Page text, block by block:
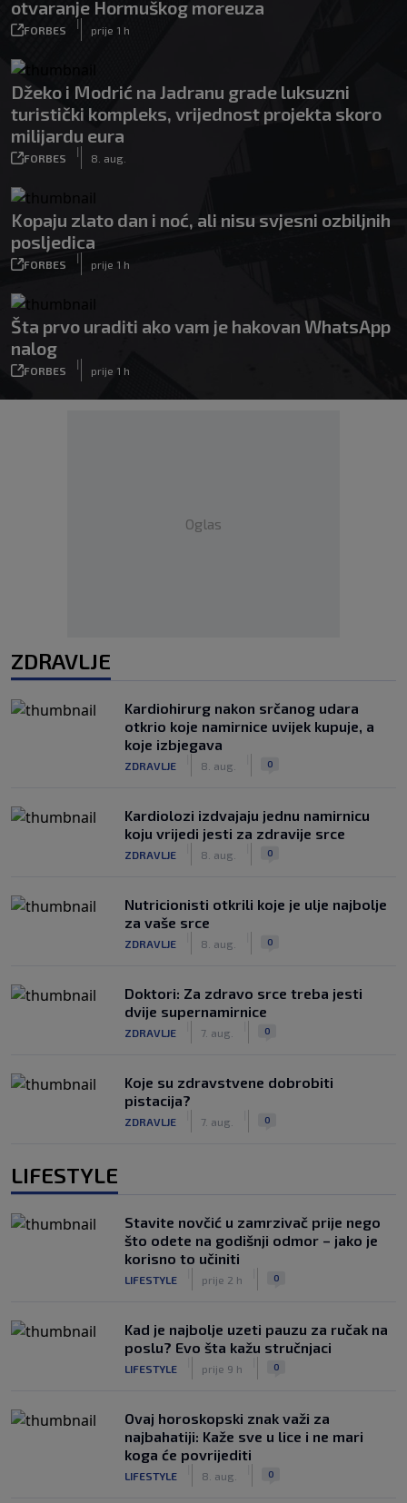
otvaranje Hormuškog moreuza
FORBES
|
prije 1 h
Džeko i Modrić na Jadranu grade luksuzni
turistički kompleks, vrijednost projekta skoro
milijardu eura
FORBES
|
8. aug.
Kopaju zlato dan i noć, ali nisu svjesni ozbiljnih
posljedica
FORBES
|
prije 1 h
Šta prvo uraditi ako vam je hakovan WhatsApp
nalog
FORBES
|
prije 1 h
Oglas
ZDRAVLJE
Kardiohirurg nakon srčanog udara
otkrio koje namirnice uvijek kupuje, a
koje izbjegava
ZDRAVLJE 8. aug. 0
Kardiolozi izdvajaju jednu namirnicu
koju vrijedi jesti za zdravije srce
ZDRAVLJE 8. aug. 0
Nutricionisti otkrili koje je ulje najbolje
za vaše srce
ZDRAVLJE 8. aug. 0
Doktori: Za zdravo srce treba jesti
dvije supernamirnice
ZDRAVLJE 7. aug. 0
Koje su zdravstvene dobrobiti
pistacija?
ZDRAVLJE 7. aug. 0
LIFESTYLE
Stavite novčić u zamrzivač prije nego
što odete na godišnji odmor – jako je
korisno to učiniti
LIFESTYLE prije 2 h 0
Kad je najbolje uzeti pauzu za ručak na
poslu? Evo šta kažu stručnjaci
LIFESTYLE prije 9 h 0
Ovaj horoskopski znak važi za
najbahatiji: Kaže sve u lice i ne mari
koga će povrijediti
LIFESTYLE 8. aug. 0